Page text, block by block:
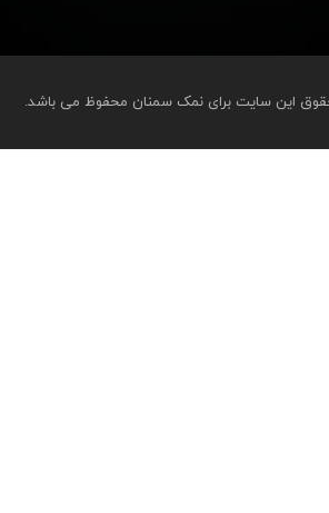
این سایت برای نمک سمنان محفوظ می باشد.